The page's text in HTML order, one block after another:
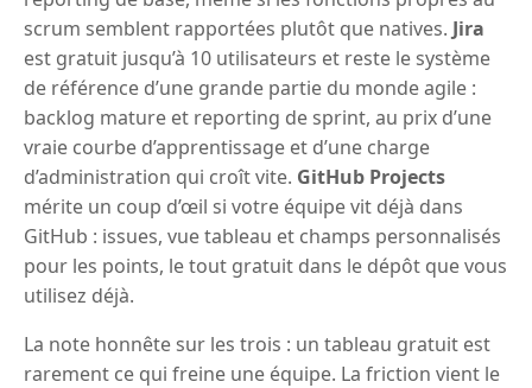
scrum semblent rapportées plutôt que natives. Jira
est gratuit jusqu’à 10 utilisateurs et reste le système
de référence d’une grande partie du monde agile :
backlog mature et reporting de sprint, au prix d’une
vraie courbe d’apprentissage et d’une charge
d’administration qui croît vite. GitHub Projects
mérite un coup d’œil si votre équipe vit déjà dans
GitHub : issues, vue tableau et champs personnalisés
pour les points, le tout gratuit dans le dépôt que vous
utilisez déjà.
La note honnête sur les trois : un tableau gratuit est
rarement ce qui freine une équipe. La friction vient le